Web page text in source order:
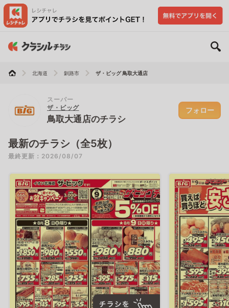
北海道 釧路市 ザ・ビッグ 鳥取大通店
スーパー
ザ・ビッグ
鳥取大通店のチラシ
フォロー
最新のチラシ（全5枚）
最終更新：2026/08/07